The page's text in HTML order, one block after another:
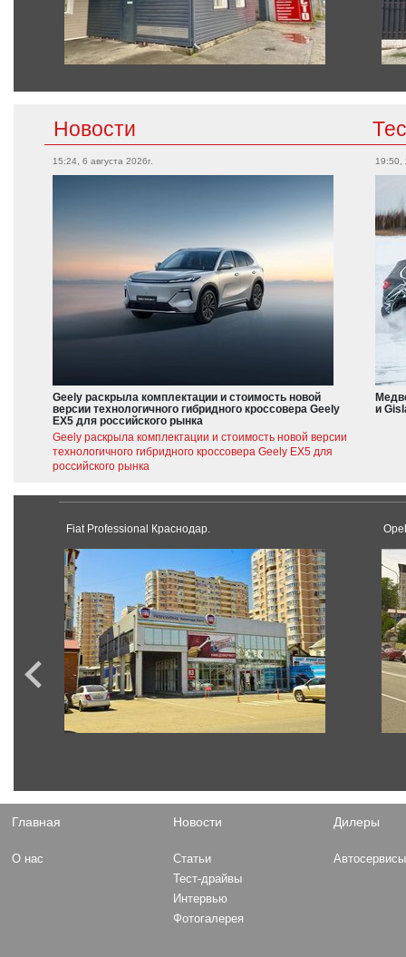
Новости
15:24, 6 августа 2026г.
Geely раскрыла комплектации и стоимость новой
версии технологичного гибридного кроссовера Geely
EX5 для российского рынка
Geely раскрыла комплектации и стоимость новой версии
технологичного гибридного кроссовера Geely EX5 для
российского рынка
19:50,
и
Fiat Professional Краснодар.
Главная
О нас
Новости
Статьи
Тест-драйвы
Интервью
Фотогалерея
Дилеры
Автосервисы